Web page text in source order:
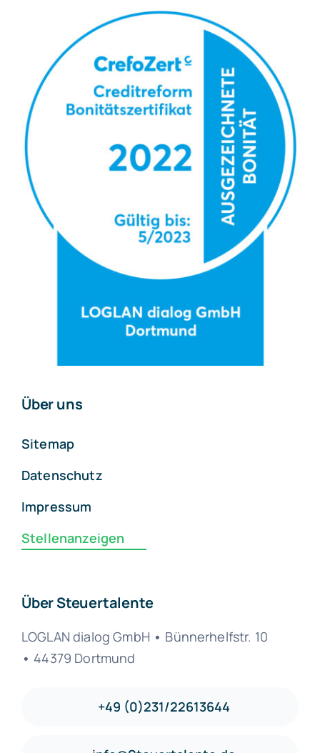
Über uns
Sitemap
Datenschutz
Impressum
Stellenanzeigen
Über Steuertalente
LOGLAN dialog GmbH • Bünnerhelfstr. 10
• 44379 Dortmund
+49 (0)231/22613644